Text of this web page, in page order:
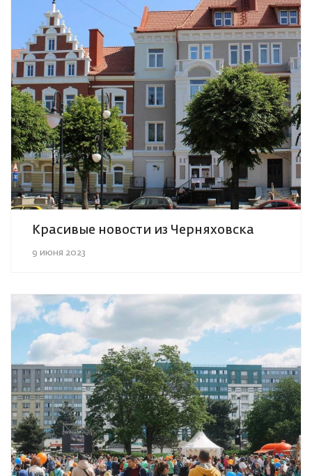
Красивые новости из Черняховска
9 июня 2023